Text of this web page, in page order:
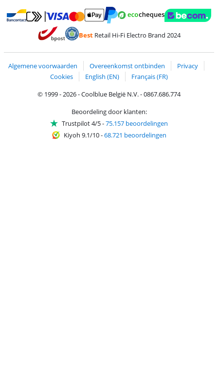
Betalen met Bancontact
Betalen met MasterCard en Visa via ClickToPay
BestRetail Hi-Fi Electro Brand 2024
Algemene voorwaarden Overeenkomst ontbinden
Privacy
Cookies
English (EN)
Français (FR)
© 1999 - 2026 - Coolblue België N.V. - 0867.686.774
Beoordeling door klanten:
Trustpilot 4/5-75.157 beoordelingen
Kiyoh 9.1/10-68.721 beoordelingen